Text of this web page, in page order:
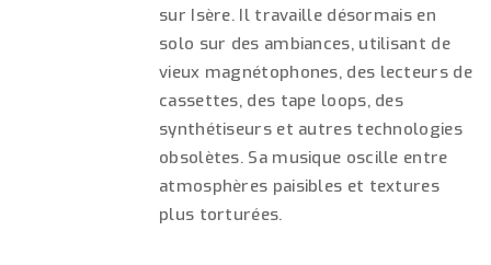
sur Isère. Il travaille désormais en
solo sur des ambiances, utilisant de
vieux magnétophones, des lecteurs de
cassettes, des tape loops, des
synthétiseurs et autres technologies
obsolètes. Sa musique oscille entre
atmosphères paisibles et textures
plus torturées.